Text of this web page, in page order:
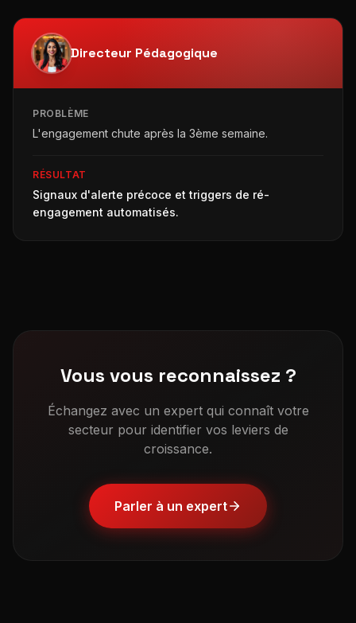
Directeur Pédagogique
PROBLÈME
L'engagement chute après la 3ème semaine.
RÉSULTAT
Signaux d'alerte précoce et triggers de ré-
engagement automatisés.
Vous vous reconnaissez ?
Échangez avec un expert qui connaît votre
secteur pour identifier vos leviers de
croissance.
Parler à un expert